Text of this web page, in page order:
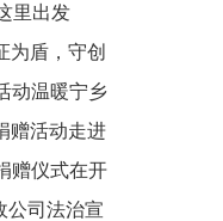
里出发
为盾，守创
护筑牢防线
动温暖宁乡
赠活动走进
赠仪式在开
公司法治宣